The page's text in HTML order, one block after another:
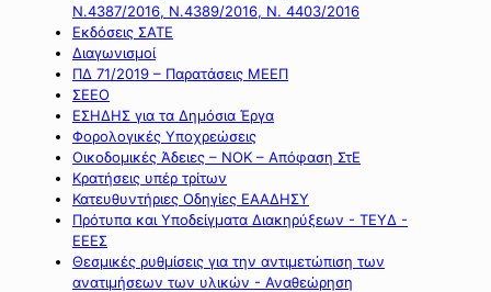
Ν.4387/2016, Ν.4389/2016, Ν. 4403/2016
Εκδόσεις ΣΑΤΕ
Διαγωνισμοί
ΠΔ 71/2019 – Παρατάσεις ΜΕΕΠ
ΣΕΕΟ
ΕΣΗΔΗΣ για τα Δημόσια Έργα
Φορολογικές Υποχρεώσεις
Οικοδομικές Άδειες – ΝΟΚ – Απόφαση ΣτΕ
Κρατήσεις υπέρ τρίτων
Κατευθυντήριες Οδηγίες ΕΑΑΔΗΣΥ
Πρότυπα και Υποδείγματα Διακηρύξεων - ΤΕΥΔ -
ΕΕΕΣ
Θεσμικές ρυθμίσεις για την αντιμετώπιση των
ανατιμήσεων των υλικών - Αναθεώρηση